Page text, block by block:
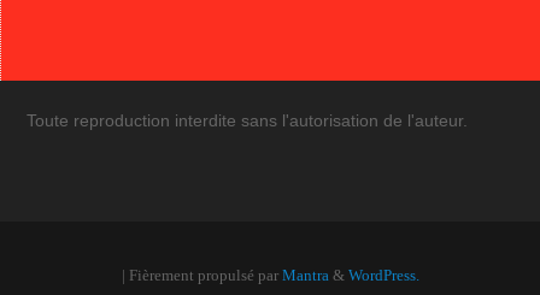
Toute reproduction interdite sans l'autorisation de l'auteur.
| Fièrement propulsé par Mantra & WordPress.